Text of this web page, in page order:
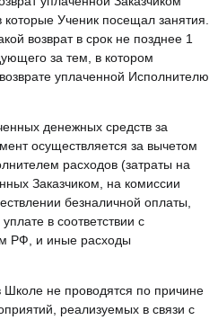
Ученик посещал занятия.
возврат в срок не позднее 1
за тем, в котором
уплаченной Исполнителю
денежных средств за
осуществляется за вычетом
расходов (затраты на
Заказчиком, на комиссии
безналичной оплаты,
в соответствии с
РФ, и иные расходы
Школе не проводятся по причине
реализуемых в связи с